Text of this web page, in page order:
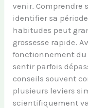
venir. Comprendre
identifier sa
habitudes peut
grossesse rapide.
fonctionnement du
sentir parfois
conseils souvent
plusieurs leviers
scientifiquement